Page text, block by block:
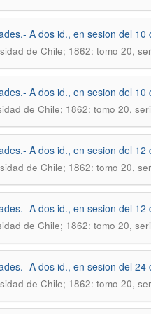
A dos id., en sesion del 10
de Chile; 1862: tomo 20,
A dos id., en sesion del 10
de Chile; 1862: tomo 20,
A dos id., en sesion del 12
de Chile; 1862: tomo 20,
A dos id., en sesion del 12
de Chile; 1862: tomo 20,
A dos id., en sesion del 24
de Chile; 1862: tomo 20,